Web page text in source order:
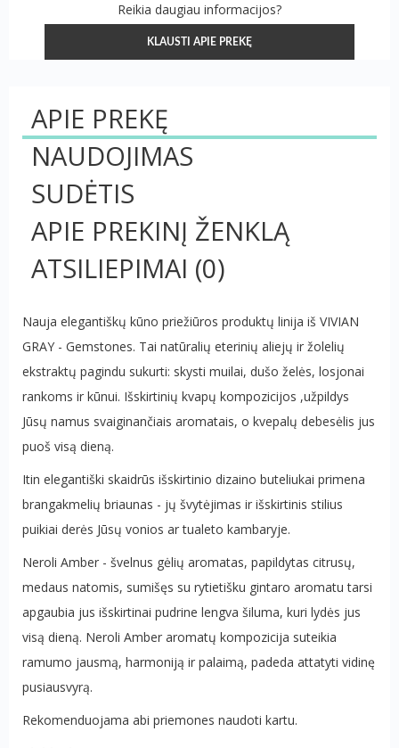
Reikia daugiau informacijos?
KLAUSTI APIE PREKĘ
APIE PREKĘ
NAUDOJIMAS
SUDĖTIS
APIE PREKINĮ ŽENKLĄ
ATSILIEPIMAI (0)
Nauja elegantiškų kūno priežiūros produktų linija iš VIVIAN
GRAY - Gemstones. Tai natūralių eterinių aliejų ir žolelių
ekstraktų pagindu sukurti: skysti muilai, dušo želės, losjonai
rankoms ir kūnui. Išskirtinių kvapų kompozicijos ,užpildys
Jūsų namus svaiginančiais aromatais, o kvepalų debesėlis jus
puoš visą dieną.
Itin elegantiški skaidrūs išskirtinio dizaino buteliukai primena
brangakmelių briaunas - jų švytėjimas ir išskirtinis stilius
puikiai derės Jūsų vonios ar tualeto kambaryje.
Neroli Amber - švelnus gėlių aromatas, papildytas citrusų,
medaus natomis, sumišęs su rytietišku gintaro aromatu tarsi
apgaubia jus išskirtinai pudrine lengva šiluma, kuri lydės jus
visą dieną. Neroli Amber aromatų kompozicija suteikia
ramumo jausmą, harmoniją ir palaimą, padeda attatyti vidinę
pusiausvyrą.
Rekomenduojama abi priemones naudoti kartu.